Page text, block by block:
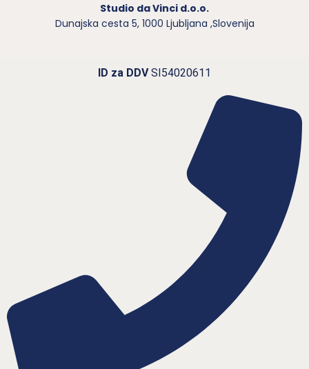
Studio da Vinci d.o.o.
Dunajska cesta 5, 1000 Ljubljana ,Slovenija
ID za DDVSI54020611